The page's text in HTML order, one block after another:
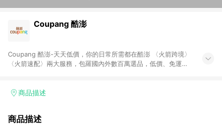
Coupang 酷澎
Coupang 酷澎-天天低價，你的日常所需都在酷澎 〈火箭跨境〉
〈火箭速配〉兩大服務，包羅國內外數百萬選品，低價、免運，
加入WOW會員告別湊免運，火箭速配、火箭跨境優質選品不限金
商品描述
商品描述